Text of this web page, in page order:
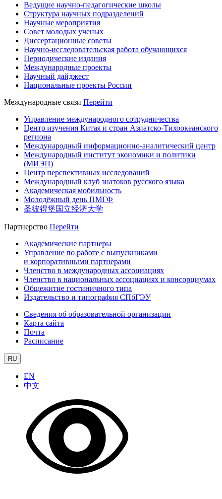
Ведущие научно-педагогические школы
Структура научных подразделений
Научные мероприятия
Совет молодых ученых
Диссертационные советы
Научно-исследовательская работа обучающихся
Периодические издания
Международные проекты
Научный дайджест
Национальные проекты России
Международные связи Перейти
Управление международного сотрудничества
Центр изучения Китая и стран Азиатско-Тихоокеанского
региона
Международный информационно-аналитический центр
Международный институт экономики и политики
(МИЭП)
Центр перспективных исследований
Международный клуб знатоков русского языка
Академическая мобильность
Молодёжный день ПМГФ
圣彼得堡国立经济大学
Партнерство Перейти
Академические партнеры
Управление по работе с выпускниками
и корпоративными партнерами
Членство в международных ассоциациях
Членство в национальных ассоциациях и консорциумах
Общежитие гостиничного типа
Издательство и типография СПбГЭУ
Сведения об образовательной организации
Карта сайта
Почта
Расписание
RU
EN
中文